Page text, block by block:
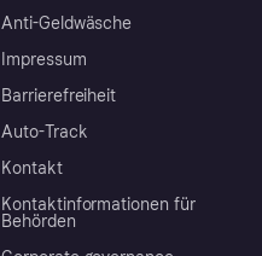
Anti-Geldwäsche
Impressum
Barrierefreiheit
Auto-Track
Kontakt
Kontaktinformationen für
Behörden